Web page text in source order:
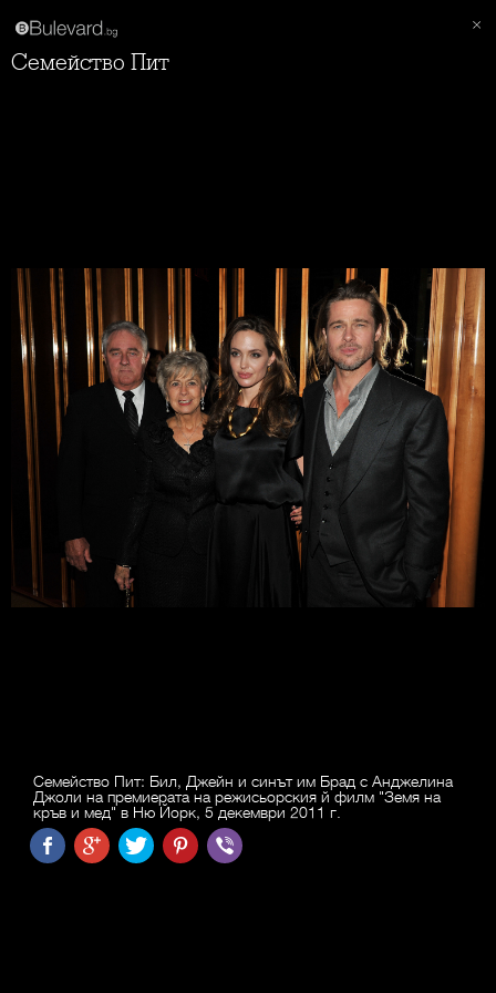
Семейство Пит
Семейство Пит: Бил, Джейн и синът им Брад с Анджелина
Джоли на премиерата на режисьорския й филм "Земя на
кръв и мед" в Ню Йорк, 5 декември 2011 г.